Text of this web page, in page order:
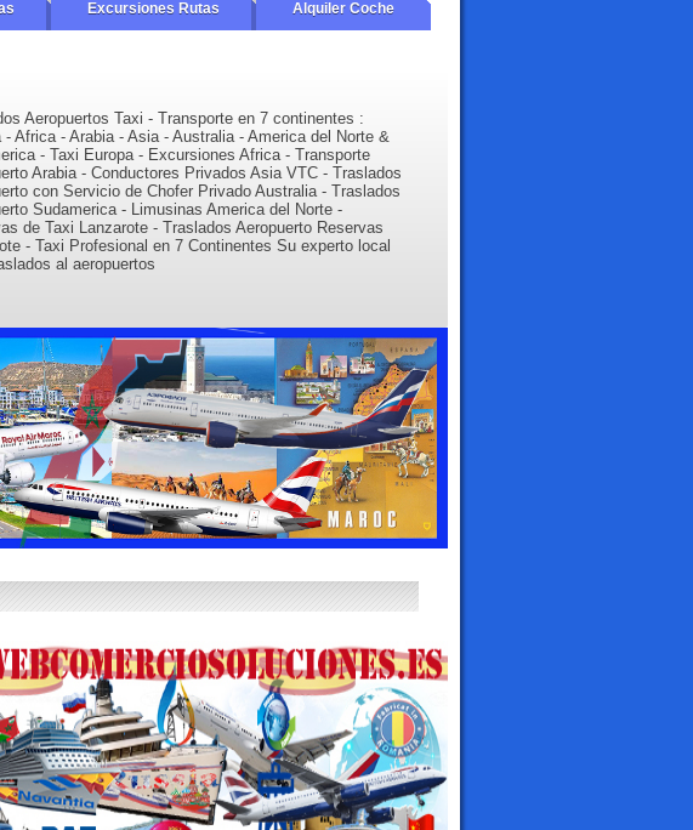
Excursiones Rutas Alquiler Coche
Aeropuertos Taxi - Transporte en 7 continentes :
- Africa - Arabia - Asia - Australia - America del Norte &
- Taxi Europa - Excursiones Africa - Transporte
Arabia - Conductores Privados Asia VTC - Traslados
con Servicio de Chofer Privado Australia - Traslados
Sudamerica - Limusinas America del Norte -
de Taxi Lanzarote - Traslados Aeropuerto Reservas
- Taxi Profesional en 7 Continentes Su experto local
al aeropuertos